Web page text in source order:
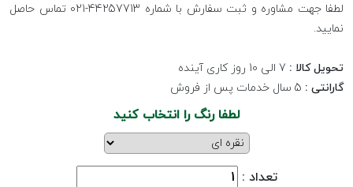
لطفا جهت مشاوره و ثبت سفارش با شماره 44257713-021 تماس حاصل
نمایید.
تحویل کالا :
گارانتی :
لطفا رنگ را انتخاب کنید
تعداد :